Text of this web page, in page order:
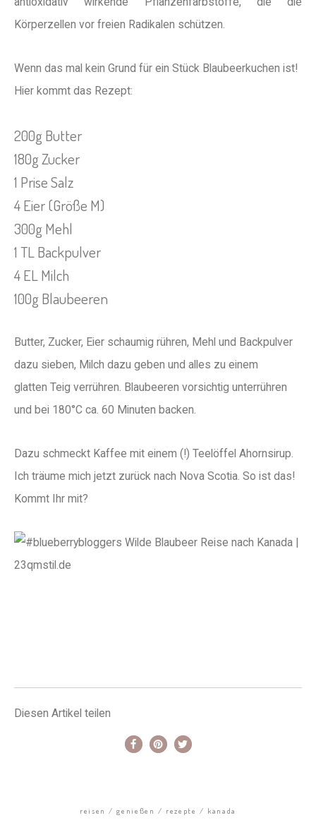
Körperzellen vor freien Radikalen schützen.
Wenn das mal kein Grund für ein Stück Blaubeerkuchen ist!
Hier kommt das Rezept:
200g Butter
180g Zucker
1 Prise Salz
4 Eier (Größe M)
300g Mehl
1 TL Backpulver
4 EL Milch
100g Blaubeeren
Butter, Zucker, Eier schaumig rühren, Mehl und Backpulver
dazu sieben, Milch dazu geben und alles zu einem
glatten Teig verrühren. Blaubeeren vorsichtig unterrühren
und bei 180°C ca. 60 Minuten backen.
Dazu schmeckt Kaffee mit einem (!) Teelöffel Ahornsirup.
Ich träume mich jetzt zurück nach Nova Scotia. So ist das!
Kommt Ihr mit?
Diesen Artikel teilen
reisen genießen rezepte kanada